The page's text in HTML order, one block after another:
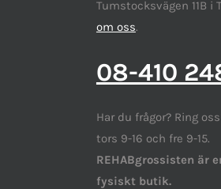
Tumstocksvägen 11B i
om oss.
08-410
Har du frågor? Ring
tors 9-16 och fre 9-15.
REHABgrossisten är
fysiskt butik.